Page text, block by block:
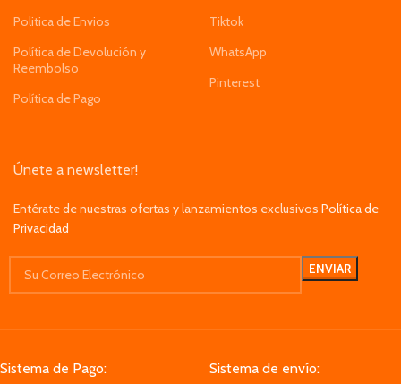
Politica de Envios
Política de Devolución y
Reembolso
Política de Pago
Tiktok
WhatsApp
Pinterest
Únete a newsletter!
Entérate de nuestras ofertas y lanzamientos exclusivos Política de
Privacidad
Sistema de Pago: Sistema de envío: